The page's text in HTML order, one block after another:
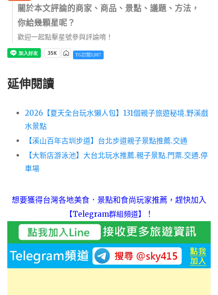
關於本文評論的商家、商品、景點、議題、方法，
你給幾顆星呢？
歡迎一起點擊星號參與評論唷！
TG訂閱3,087
延伸閱讀
2026【夏天全台玩水懶人包】131個親子旅遊秘境.野溪戲
水景點
【溪山百年古圳步道】台北步道親子景點推薦.交通
【大新店游泳池】大台北玩水推薦.親子景點.門票.交通.停
車場
想要獲得台灣各地美食．景點和食尚玩家推薦，趕快加入
【Telegram群組頻道】 ！